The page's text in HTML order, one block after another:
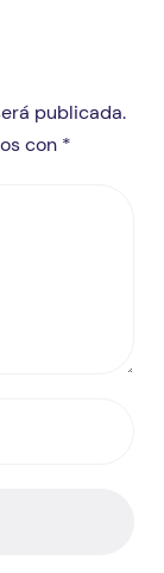
publicada.
con *